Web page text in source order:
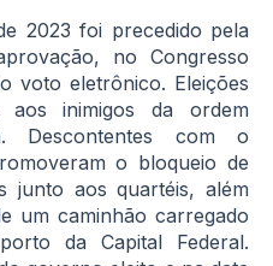
2023 foi precedido pela
no Congresso
voto eletrônico. Eleições
aos inimigos da ordem
Descontentes com o
o bloqueio de
junto aos quartéis, além
um caminhão carregado
da Capital Federal.